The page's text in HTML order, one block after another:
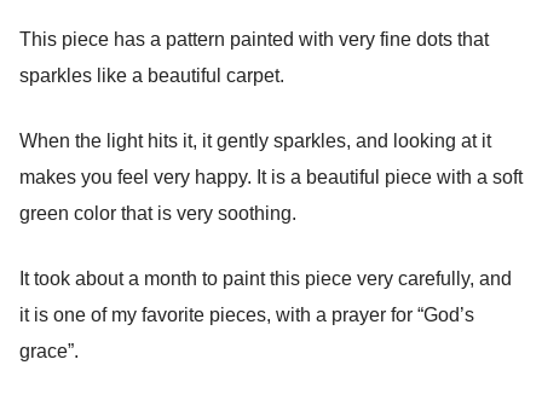
This piece has a pattern painted with very fine dots that
sparkles like a beautiful carpet.
When the light hits it, it gently sparkles, and looking at it
makes you feel very happy. It is a beautiful piece with a soft
green color that is very soothing.
It took about a month to paint this piece very carefully, and
it is one of my favorite pieces, with a prayer for “God’s
grace”.